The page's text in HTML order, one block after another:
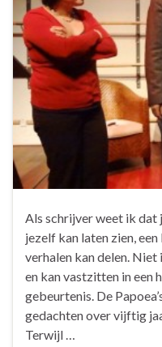
Als schrijver weet ik dat
jezelf kan laten zien,
verhalen kan delen.
en kan vastzitten in een
gebeurtenis. De
gedachten over vijftig
Terwijl …